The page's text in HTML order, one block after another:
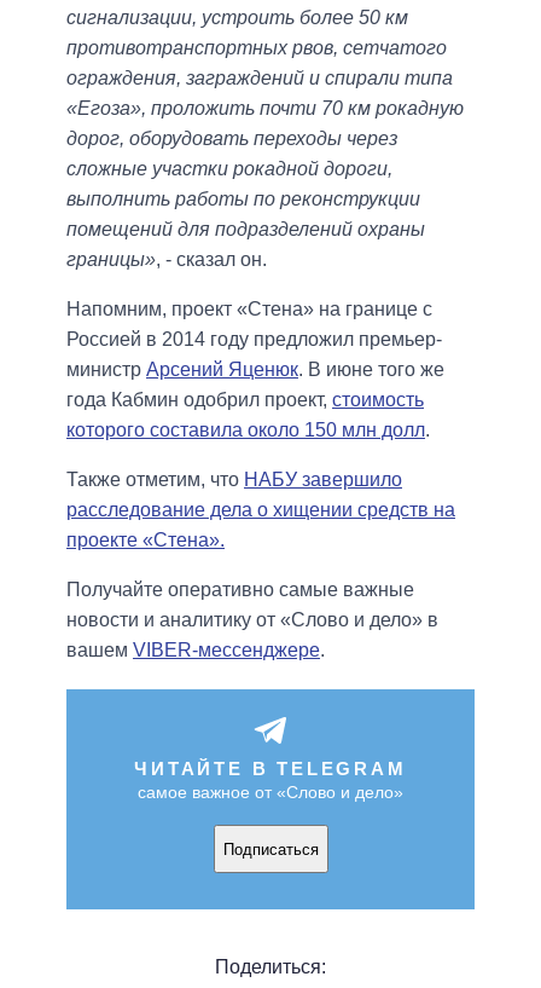
сигнализации, устроить более 50 км
противотранспортных рвов, сетчатого
ограждения, заграждений и спирали типа
«Егоза», проложить почти 70 км рокадную
дорог, оборудовать переходы через
сложные участки рокадной дороги,
выполнить работы по реконструкции
помещений для подразделений охраны
границы», - сказал он.
Напомним, проект «Стена» на границе с
Россией в 2014 году предложил премьер-
министр Арсений Яценюк. В июне того же
года Кабмин одобрил проект, стоимость
которого составила около 150 млн долл.
Также отметим, что НАБУ завершило
расследование дела о хищении средств на
проекте «Стена».
Получайте оперативно самые важные
новости и аналитику от «Слово и дело» в
вашем VIBER-мессенджере.
ЧИТАЙТЕ В TELEGRAM
самое важное от «Слово и дело»
Подписаться
Поделиться: